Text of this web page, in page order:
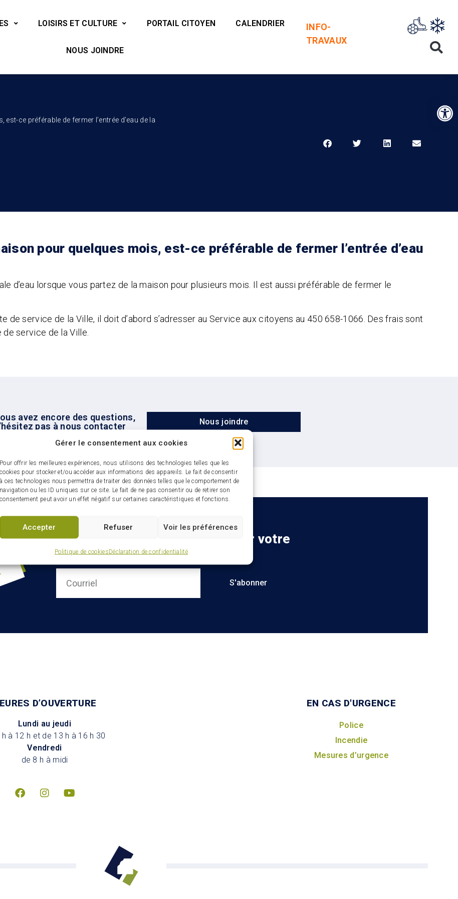
Gérer le consentement aux cookies
Pour offrir les meilleures expériences, nous utilisons des technologies telles que les
cookies pour stocker et/ou accéder aux informations des appareils. Le fait de consentir
à ces technologies nous permettra de traiter des données telles que le comportement de
navigation ou les ID uniques sur ce site. Le fait de ne pas consentir ou de retirer son
consentement peut avoir un effet négatif sur certaines caractéristiques et fonctions.
Accepter Refuser Voir les préférences
Politique de cookiesDéclaration de confidentialité
LOISIRS ET CULTURE PORTAIL CITOYEN CALENDRIER
NOUS JOINDRE
INFO-
TRAVAUX
ce préférable de fermer l’entrée d’eau de la
pour quelques mois, est-ce préférable de fermer l’entrée d’eau
d’eau lorsque vous partez de la maison pour plusieurs mois. Il est aussi préférable de fermer le
service de la Ville, il doit d’abord s’adresser au Service aux citoyens au 450 658-1066. Des frais sont
de service de la Ville.
avez encore des questions,
pas à nous contacter
Nous joindre
Infolettre : restez connectés sur votre
ville
S'abonner
D’OUVERTURE
Lundi au jeudi
h à 12 h et de 13 h à 16 h 30
Vendredi
de 8 h à midi
EN CAS D'URGENCE
Police
Incendie
Mesures d’urgence